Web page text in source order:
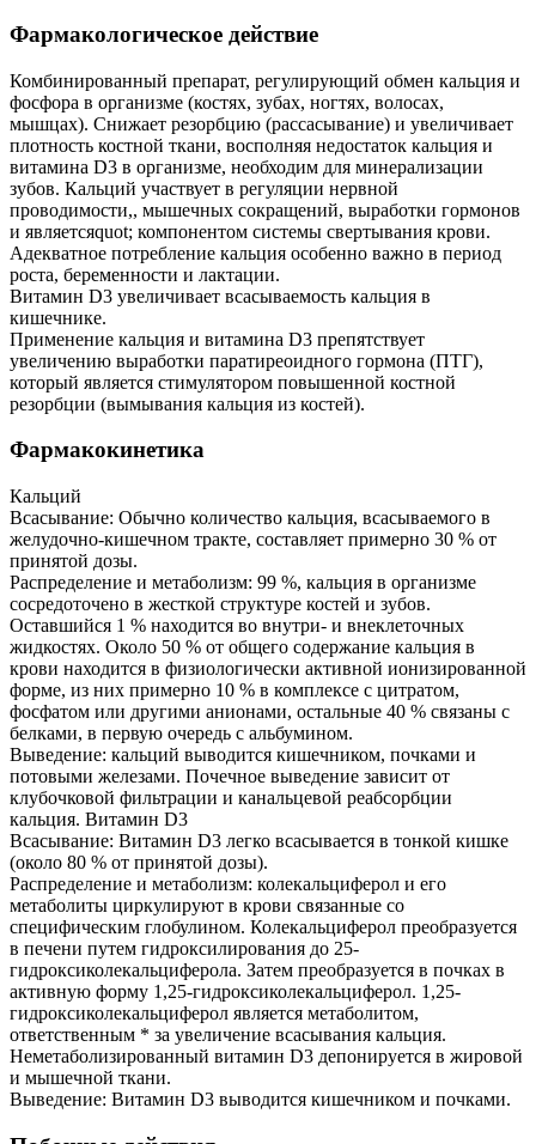
Фармакологическое действие
Комбинированный препарат, регулирующий обмен кальция и
фосфора в организме (костях, зубах, ногтях, волосах,
мышцах). Снижает резорбцию (рассасывание) и увеличивает
плотность костной ткани, восполняя недостаток кальция и
витамина D3 в организме, необходим для минерализации
зубов. Кальций участвует в регуляции нервной
проводимости,, мышечных сокращений, выработки гормонов
и являетсяquot; компонентом системы свертывания крови.
Адекватное потребление кальция особенно важно в период
роста, беременности и лактации.
Витамин D3 увеличивает всасываемость кальция в
кишечнике.
Применение кальция и витамина D3 препятствует
увеличению выработки паратиреоидного гормона (ПТГ),
который является стимулятором повышенной костной
резорбции (вымывания кальция из костей).
Фармакокинетика
Кальций
Всасывание: Обычно количество кальция, всасываемого в
желудочно-кишечном тракте, составляет примерно 30 % от
принятой дозы.
Распределение и метаболизм: 99 %, кальция в организме
сосредоточено в жесткой структуре костей и зубов.
Оставшийся 1 % находится во внутри- и внеклеточных
жидкостях. Около 50 % от общего содержание кальция в
крови находится в физиологически активной ионизированной
форме, из них примерно 10 % в комплексе с цитратом,
фосфатом или другими анионами, остальные 40 % связаны с
белками, в первую очередь с альбумином.
Выведение: кальций выводится кишечником, почками и
потовыми железами. Почечное выведение зависит от
клубочковой фильтрации и канальцевой реабсорбции
кальция. Витамин D3
Всасывание: Витамин D3 легко всасывается в тонкой кишке
(около 80 % от принятой дозы).
Распределение и метаболизм: колекальциферол и его
метаболиты циркулируют в крови связанные со
специфическим глобулином. Колекальциферол преобразуется
в печени путем гидроксилирования до 25-
гидроксиколекальциферола. Затем преобразуется в почках в
активную форму 1,25-гидроксиколекальциферол. 1,25-
гидроксиколекальциферол является метаболитом,
ответственным * за увеличение всасывания кальция.
Неметаболизированный витамин D3 депонируется в жировой
и мышечной ткани.
Выведение: Витамин D3 выводится кишечником и почками.